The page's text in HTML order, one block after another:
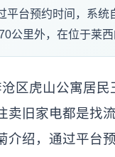
平台预约时间，系
公里外，在位于莱
虎山公寓居民
卖旧家电都是找
介绍，通过平